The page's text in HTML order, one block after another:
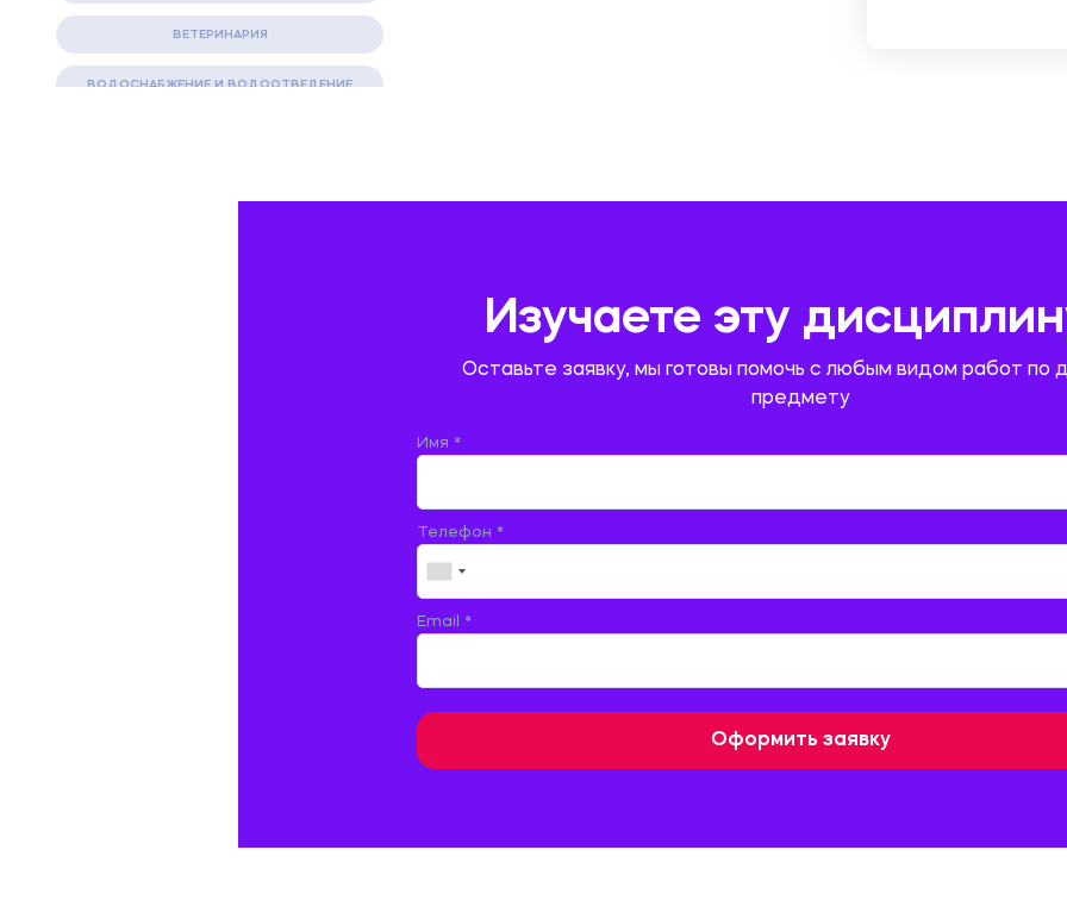
ВЕТЕРИНАРИЯ
ВОДОСНАБЖЕНИЕ И ВОДООТВЕДЕНИЕ
Изучаете эту
Оставьте заявку, мы готовы помочь с любым видом работ по
предмету
Имя *
Телефон *
Email *